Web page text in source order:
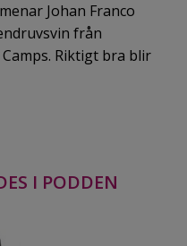
Johan Franco
från
Riktigt bra blir
I PODDEN